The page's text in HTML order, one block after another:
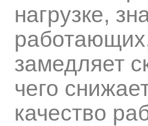
нагрузке,
замедляет
чего
качество